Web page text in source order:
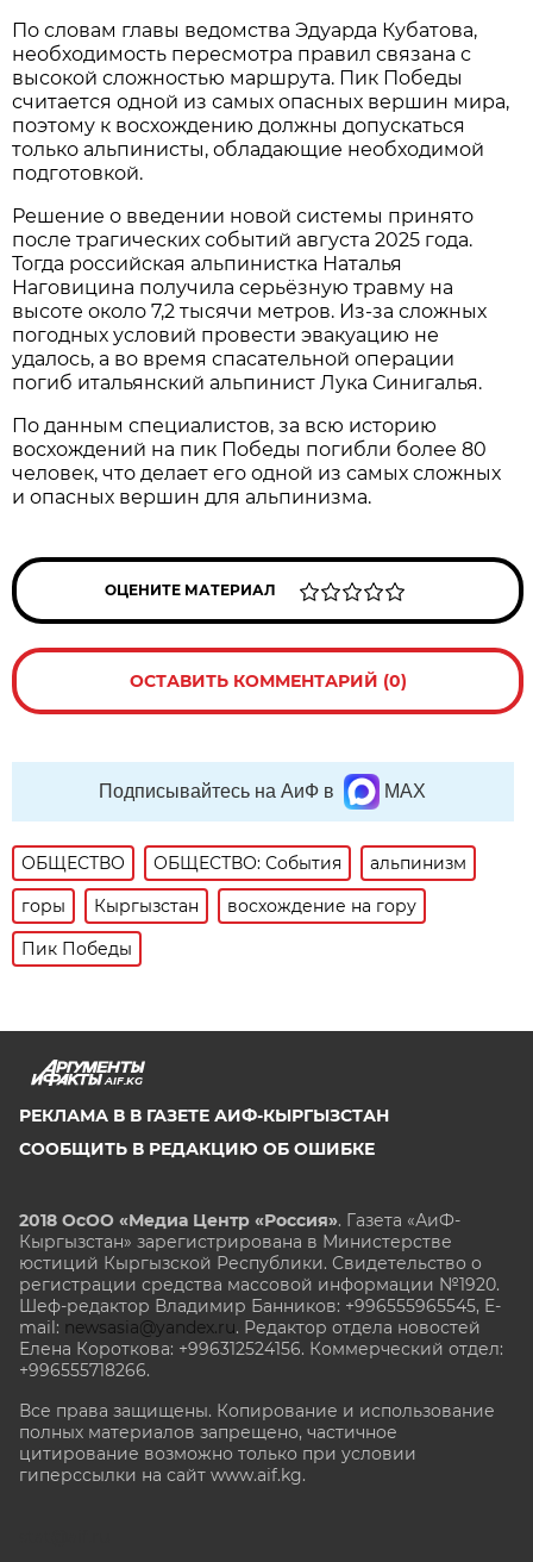
По словам главы ведомства Эдуарда Кубатова,
необходимость пересмотра правил связана с
высокой сложностью маршрута. Пик Победы
считается одной из самых опасных вершин мира,
поэтому к восхождению должны допускаться
только альпинисты, обладающие необходимой
подготовкой.
Решение о введении новой системы принято
после трагических событий августа 2025 года.
Тогда российская альпинистка Наталья
Наговицина получила серьёзную травму на
высоте около 7,2 тысячи метров. Из-за сложных
погодных условий провести эвакуацию не
удалось, а во время спасательной операции
погиб итальянский альпинист Лука Синигалья.
По данным специалистов, за всю историю
восхождений на пик Победы погибли более 80
человек, что делает его одной из самых сложных
и опасных вершин для альпинизма.
ОЦЕНИТЕ МАТЕРИАЛ
ОСТАВИТЬ КОММЕНТАРИЙ (0)
Подписывайтесь на АиФ в MAX
ОБЩЕСТВО ОБЩЕСТВО: События
альпинизм
горы
Кыргызстан
восхождение на гору
Пик Победы
AIF.KG
РЕКЛАМА В В ГАЗЕТЕ АИФ-КЫРГЫЗСТАН
СООБЩИТЬ В РЕДАКЦИЮ ОБ ОШИБКЕ
2018 ОсОО «Медиа Центр «Россия». Газета «АиФ-
Кыргызстан» зарегистрирована в Министерстве
юстиций Кыргызской Республики. Свидетельство о
регистрации средства массовой информации №1920.
Шеф-редактор Владимир Банников: +996555965545, E-
mail: newsasia@yandex.ru. Редактор отдела новостей
Елена Короткова: +996312524156. Коммерческий отдел:
+996555718266.
Все права защищены. Копирование и использование
полных материалов запрещено, частичное
цитирование возможно только при условии
гиперссылки на сайт www.aif.kg.